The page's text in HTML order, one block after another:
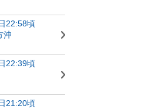
22:58頃
沖
22:39頃
21:20頃